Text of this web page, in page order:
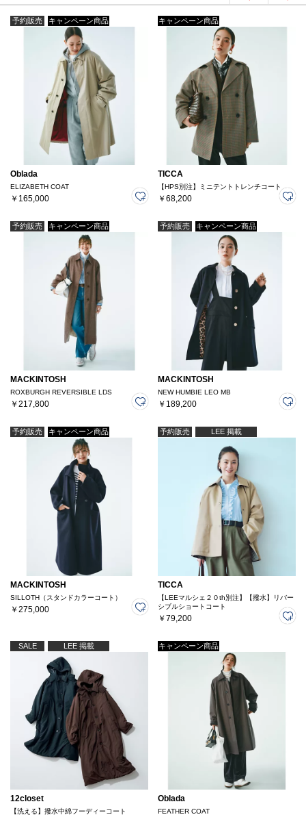
予約販売 キャンペーン商品
Oblada
ELIZABETH COAT
￥165,000
キャンペーン商品
TICCA
【HPS別注】ミニテントトレンチコート
￥68,200
予約販売 キャンペーン商品
MACKINTOSH
ROXBURGH REVERSIBLE LDS
￥217,800
予約販売 キャンペーン商品
MACKINTOSH
NEW HUMBIE LEO MB
￥189,200
予約販売 キャンペーン商品
MACKINTOSH
SILLOTH（スタンドカラーコート）
￥275,000
予約販売 LEE 掲載
TICCA
【LEEマルシェ２０th別注】【撥水】リバー
シブルショートコート
￥79,200
SALE LEE 掲載
12closet
【洗える】撥水中綿フーディーコート
キャンペーン商品
Oblada
FEATHER COAT